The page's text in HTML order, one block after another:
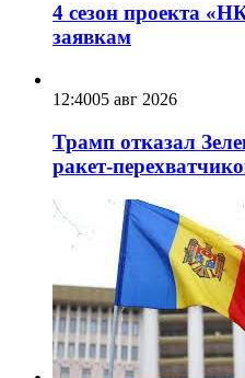
4 сезон проекта
заявкам
12:4005 авг 2026
Трамп отказал
ракет-